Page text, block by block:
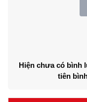
Hiện chưa có bình
tiên